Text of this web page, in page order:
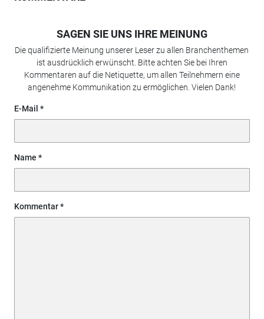
SAGEN SIE UNS IHRE MEINUNG
Die qualifizierte Meinung unserer Leser zu allen Branchenthemen
ist ausdrücklich erwünscht. Bitte achten Sie bei Ihren
Kommentaren auf die Netiquette, um allen Teilnehmern eine
angenehme Kommunikation zu ermöglichen. Vielen Dank!
E-Mail
Name
Kommentar